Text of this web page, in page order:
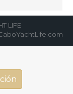
LIFE